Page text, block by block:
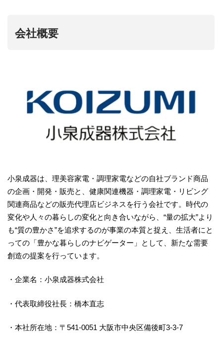
会社概要
小泉成器は、理美容家電・調理家電などの自社ブランド商品
の企画・開発・販売と、健康関連機器・調理家電・リビング
関連商品などの販売代理店ビジネスを行う会社です。時代の
変化や人々の暮らしの変化と向き合いながら、“量の拡大”より
も“質の豊かさ”を追求するのが事業の本質と捉え、生活者にと
っての「豊かな暮らしのナビゲーター」として、新たな需要
創造の提案を行っています。
・企業名：小泉成器株式会社
・代表取締役社長：橋本直志
・本社所在地：〒541-0051 大阪市中央区備後町3-3-7